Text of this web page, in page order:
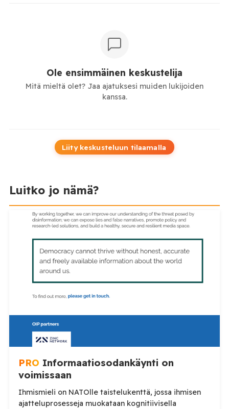
Ole ensimmäinen keskustelija
Mitä mieltä olet? Jaa ajatuksesi muiden lukijoiden
kanssa.
Liity keskusteluun tilaamalla
Luitko jo nämä?
PRO Informaatiosodankäynti on
voimissaan
Ihmismieli on NATOlle taistelukenttä, jossa ihmisen
ajatteluprosesseja muokataan kognitiivisella